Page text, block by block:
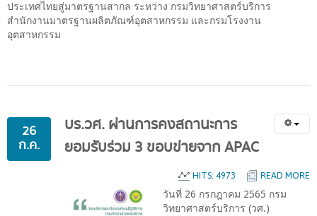
ประเทศไทยสู่มาตรฐานสากล ระหว่าง กรมวิทยาศาสตร์บริการ
สำนักงานมาตรฐานผลิตภัณฑ์อุตสาหกรรม และกรมโรงงาน
อุตสาหกรรม
26
ก.ค.
บร.วศ.ผ่านการคงสถานะการ
ยอมรับร่วม 3 ขอบข่ายจากAPAC
READ MORE
HITS: 4973
วันที่ 26 กรกฎาคม 2565 กรม
วิทยาศาสตร์บริการ (วศ.)